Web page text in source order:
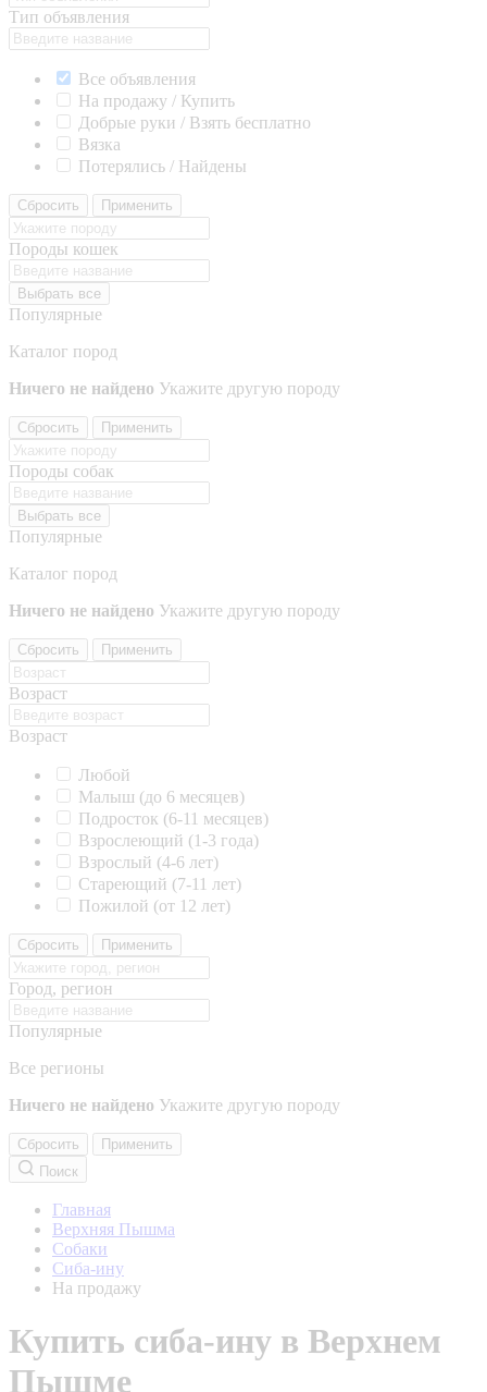
Тип объявления
Все объявления
На продажу / Купить
Добрые руки / Взять бесплатно
Вязка
Потерялись / Найдены
Сбросить Применить
Породы кошек
Выбрать все
Популярные
Каталог пород
Ничего не найдено Укажите другую породу
Сбросить Применить
Породы собак
Выбрать все
Популярные
Каталог пород
Ничего не найдено Укажите другую породу
Сбросить Применить
Возраст
Возраст
Любой
Малыш (до 6 месяцев)
Подросток (6-11 месяцев)
Взрослеющий (1-3 года)
Взрослый (4-6 лет)
Стареющий (7-11 лет)
Пожилой (от 12 лет)
Сбросить Применить
Город, регион
Популярные
Все регионы
Ничего не найдено Укажите другую породу
Сбросить
Применить
Поиск
Главная
Верхняя Пышма
Собаки
Сиба-ину
На продажу
Купить сиба-ину в Верхнем
Пышме